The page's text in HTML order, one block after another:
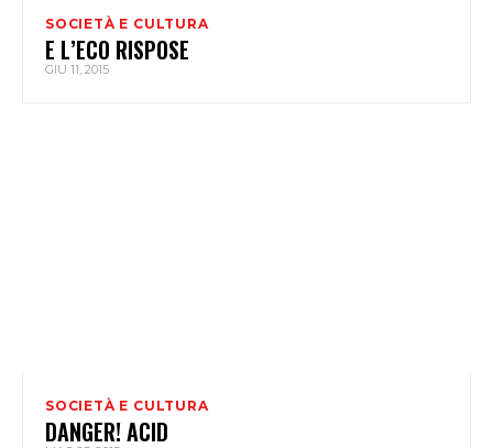
SOCIETÀ E CULTURA
E L’ECO RISPOSE
GIU 11, 2015
SOCIETÀ E CULTURA
DANGER! ACID